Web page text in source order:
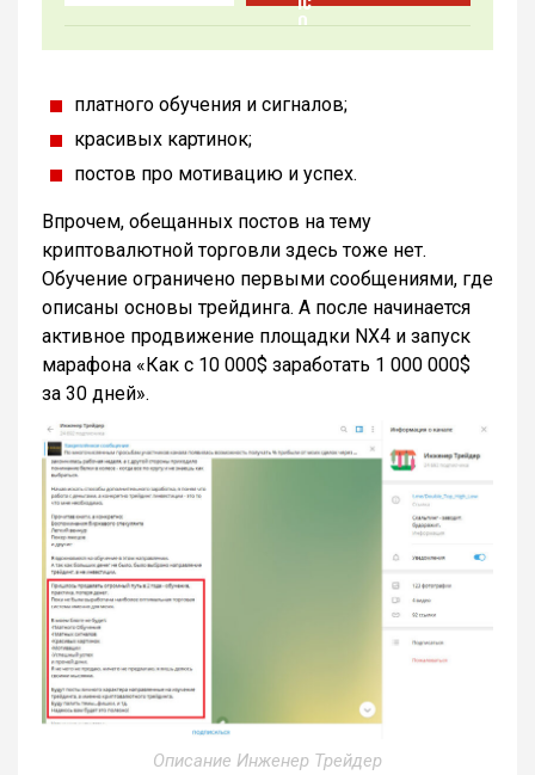
платного обучения и сигналов;
красивых картинок;
постов про мотивацию и успех.
Впрочем, обещанных постов на тему
криптовалютной торговли здесь тоже нет.
Обучение ограничено первыми сообщениями, где
описаны основы трейдинга. А после начинается
активное продвижение площадки NX4 и запуск
марафона «Как с 10 000$ заработать 1 000 000$
за 30 дней».
Описание Инженер Трейдер